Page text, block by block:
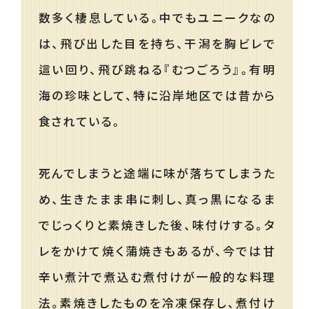
数多く棲息している。中でもユニークなの
は、飛び出した目を持ち、干潟を胸ビレで
這い回り、飛び跳ねる『むつごろう』。有明
海の珍味として、特に沿岸地区では昔から
食されている。
死んでしまうと途端に味が落ちてしまうた
め、生きたまま串に刺し、真っ黒になるま
でじっくりと素焼きした後、味付けする。タ
レをかけて焼く蒲焼きもあるが、今では甘
辛い煮汁で煮込む煮付けが一般的な料理
法。素焼きしたものを冷凍保存し、煮付け